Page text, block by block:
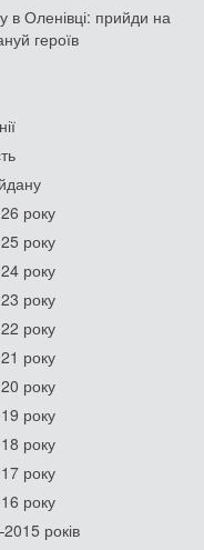
в Оленівці: прийди на
героїв
року
року
року
року
року
року
року
року
року
року
року
років